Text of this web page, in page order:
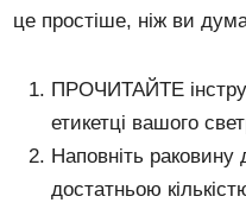
це простіше, ніж ви
ПРОЧИТАЙТЕ
етикетці вашого
Наповніть
достатньою